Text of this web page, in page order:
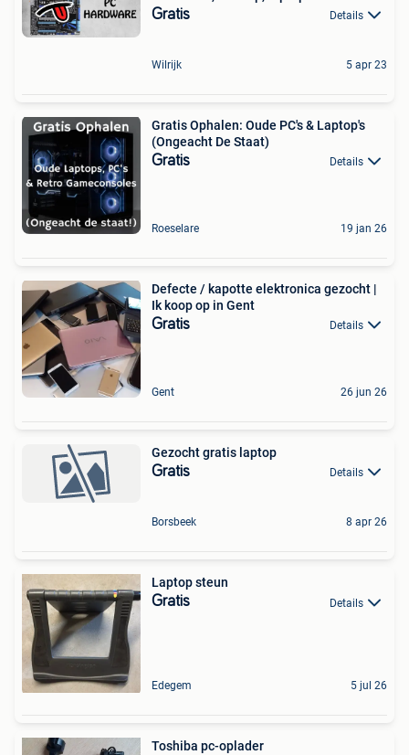
Gratis Details
Wilrijk 5 apr 23
Gratis Ophalen: Oude PC's & Laptop's
(Ongeacht De Staat)
Gratis Details
Roeselare 19 jan 26
Defecte / kapotte elektronica gezocht |
Ik koop op in Gent
Gratis Details
Gent 26 jun 26
Gezocht gratis laptop
Gratis Details
Borsbeek 8 apr 26
Laptop steun
Gratis Details
Edegem 5 jul 26
Toshiba pc-oplader